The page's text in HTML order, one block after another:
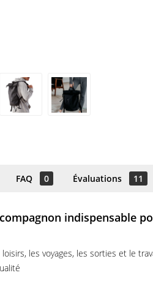
FAQ 0 Évaluations 11
compagnon indispensable
les voyages, les sorties et le